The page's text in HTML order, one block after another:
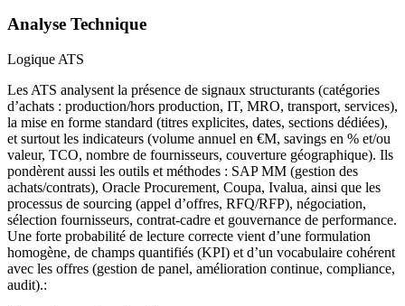
Analyse Technique
Logique ATS
Les ATS analysent la présence de signaux structurants (catégories
d’achats : production/hors production, IT, MRO, transport, services),
la mise en forme standard (titres explicites, dates, sections dédiées),
et surtout les indicateurs (volume annuel en €M, savings en % et/ou
valeur, TCO, nombre de fournisseurs, couverture géographique). Ils
pondèrent aussi les outils et méthodes : SAP MM (gestion des
achats/contrats), Oracle Procurement, Coupa, Ivalua, ainsi que les
processus de sourcing (appel d’offres, RFQ/RFP), négociation,
sélection fournisseurs, contrat-cadre et gouvernance de performance.
Une forte probabilité de lecture correcte vient d’une formulation
homogène, de champs quantifiés (KPI) et d’un vocabulaire cohérent
avec les offres (gestion de panel, amélioration continue, compliance,
audit).: